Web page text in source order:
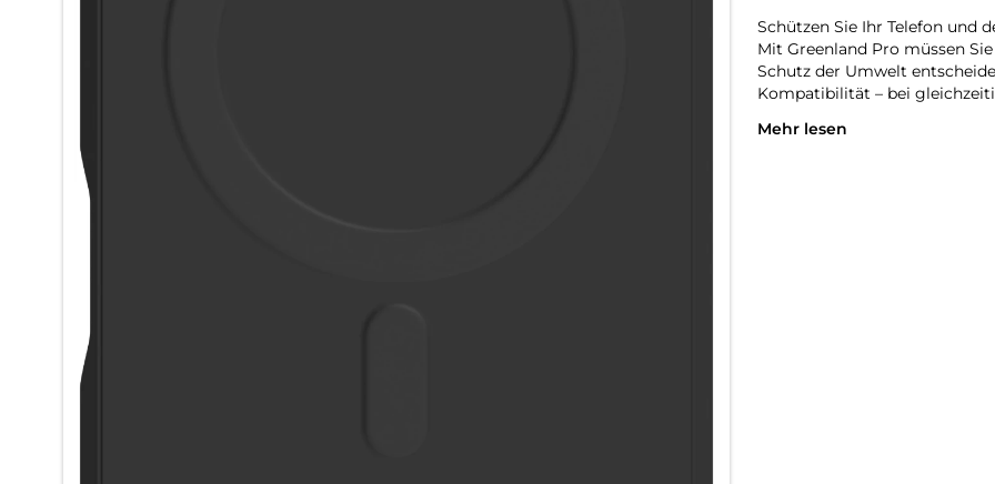
Schützen Sie Ihr Telefon und
Mit Greenland Pro müssen
Schutz der Umwelt
Kompatibilität – bei
Hergestellt aus 100%
Mehr lesen